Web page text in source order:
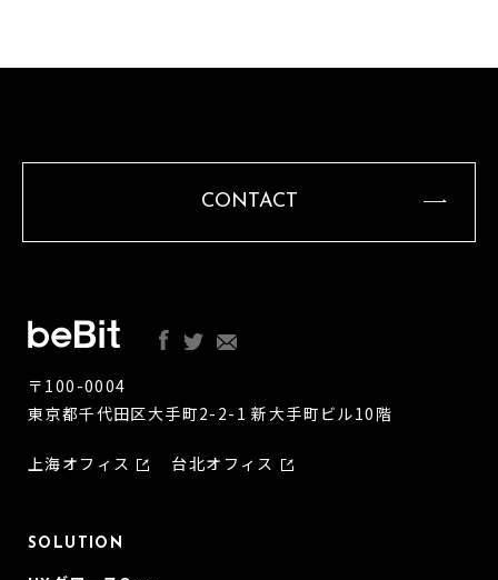
CONTACT
〒100-0004
東京都千代田区大手町2-2-1 新大手町ビル10階
上海オフィス 台北オフィス
SOLUTION